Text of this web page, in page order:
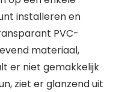
installeren en
PVC-
materiaal,
er niet gemakkelijk
ziet er glanzend uit